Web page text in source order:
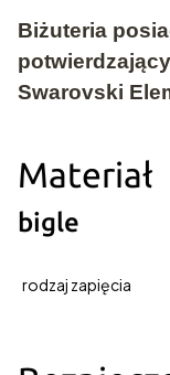
Biżuteria
Swarovski
Materiał
bigle
rodzaj zapięcia